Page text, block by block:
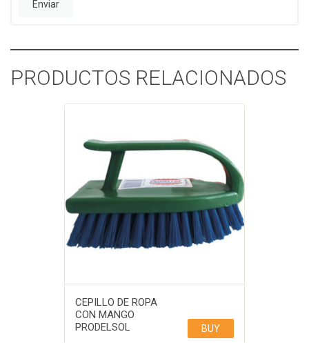
PRODUCTOS RELACIONADOS
CEPILLO DE ROPA
CON MANGO
PRODELSOL
BUY